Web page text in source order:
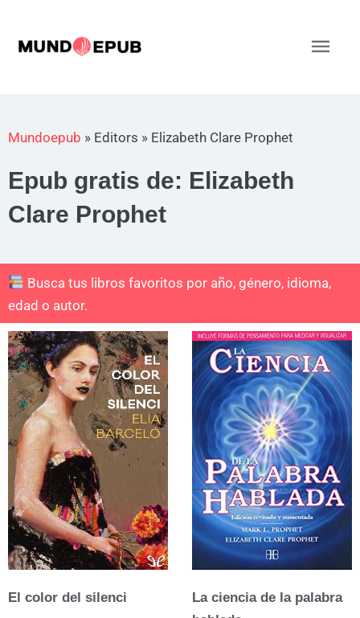
contenido
Mundoepub » Editors » Elizabeth Clare Prophet
Epub gratis de: Elizabeth
Clare Prophet
Busca tus libros favoritos por año, género, idioma,
edad o autor.
El color del silenci
La ciencia de la palabra